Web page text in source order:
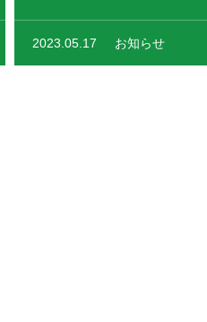
2023.05.17 お知らせ